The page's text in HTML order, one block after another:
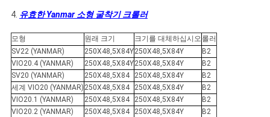
4. 유효한 Yanmar 소형 굴착기 크롤러
모형 원래 크기 크기를 대체하십시오 롤러
SV22 (YANMAR)
250X48,5X84Y250X48,5X84Y
B2
VIO20.4 (YANMAR)
250X48,5X84Y250X48,5X84Y
B2
SV20 (YANMAR)
250X48,5X84 250X48,5X84Y
B2
세계 VIO20 (YANMAR) 250X48,5X84 250X48,5X84Y
B2
VIO20.1 (YANMAR)
250X48,5X84 250X48,5X84Y
B2
VIO20.2 (YANMAR)
250X48,5X84 250X48,5X84Y
B2